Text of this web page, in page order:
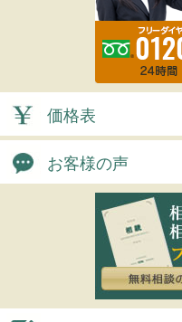
価格表
お客様の声